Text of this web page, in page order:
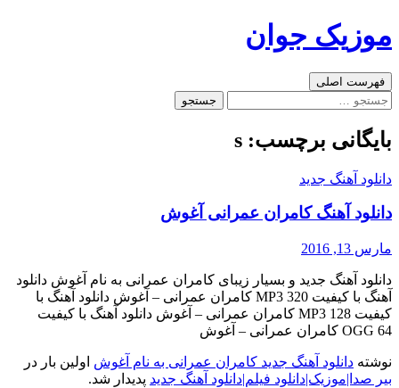
به
موزیک جوان
جست‌وجو
فهرست اصلی
جستجو
بایگانی برچسب: s
دانلود آهنگ جدید
دانلود آهنگ کامران عمرانی آغوش
مارس 13, 2016
دانلود آهنگ جدید و بسیار زیبای کامران عمرانی به نام آغوش دانلود
آهنگ با کیفیت MP3 320 کامران عمرانی – آغوش دانلود آهنگ با
کیفیت MP3 128 کامران عمرانی – آغوش دانلود آهنگ با کیفیت
OGG 64 کامران عمرانی – آغوش
نوشته دانلود آهنگ جدید کامران عمرانی به نام آغوش اولین بار در
بیر صدا|موزیک|دانلود فیلم|دانلود آهنگ جدید پدیدار شد.